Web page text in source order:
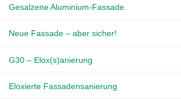
Gesalzene Aluminium-Fassade.
Neue Fassade – aber sicher!
G30 – Elox(s)anierung
Eloxierte Fassadensanierung